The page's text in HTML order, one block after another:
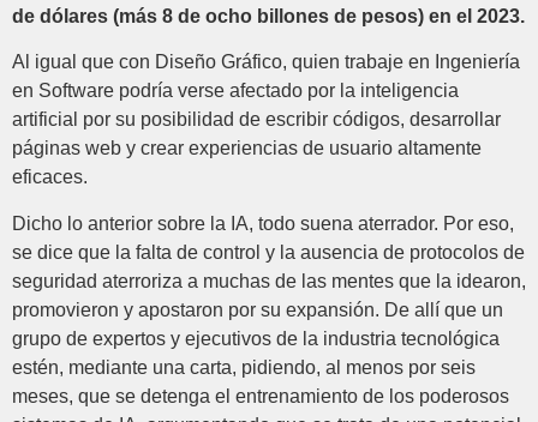
de dólares (más 8 de ocho billones de pesos) en el 2023.
Al igual que con Diseño Gráfico, quien trabaje en Ingeniería
en Software podría verse afectado por la inteligencia
artificial por su posibilidad de escribir códigos, desarrollar
páginas web y crear experiencias de usuario altamente
eficaces.
Dicho lo anterior sobre la IA, todo suena aterrador. Por eso,
se dice que la falta de control y la ausencia de protocolos de
seguridad aterroriza a muchas de las mentes que la idearon,
promovieron y apostaron por su expansión. De allí que un
grupo de expertos y ejecutivos de la industria tecnológica
estén, mediante una carta, pidiendo, al menos por seis
meses, que se detenga el entrenamiento de los poderosos